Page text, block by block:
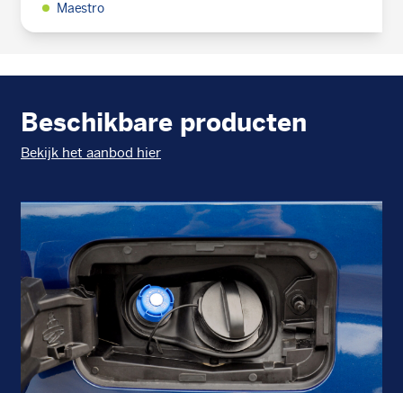
Maestro
Beschikbare producten
Bekijk het aanbod hier